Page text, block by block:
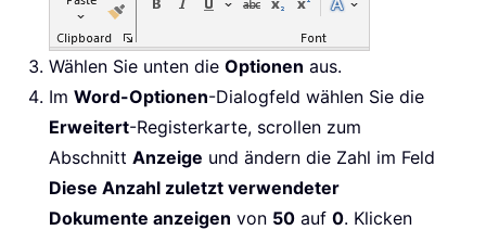
Wählen Sie unten die Optionen aus.
Im Word-Optionen-Dialogfeld wählen Sie die
Erweitert-Registerkarte, scrollen zum
Abschnitt Anzeige und ändern die Zahl im Feld
Diese Anzahl zuletzt verwendeter
Dokumente anzeigen von 50 auf 0. Klicken